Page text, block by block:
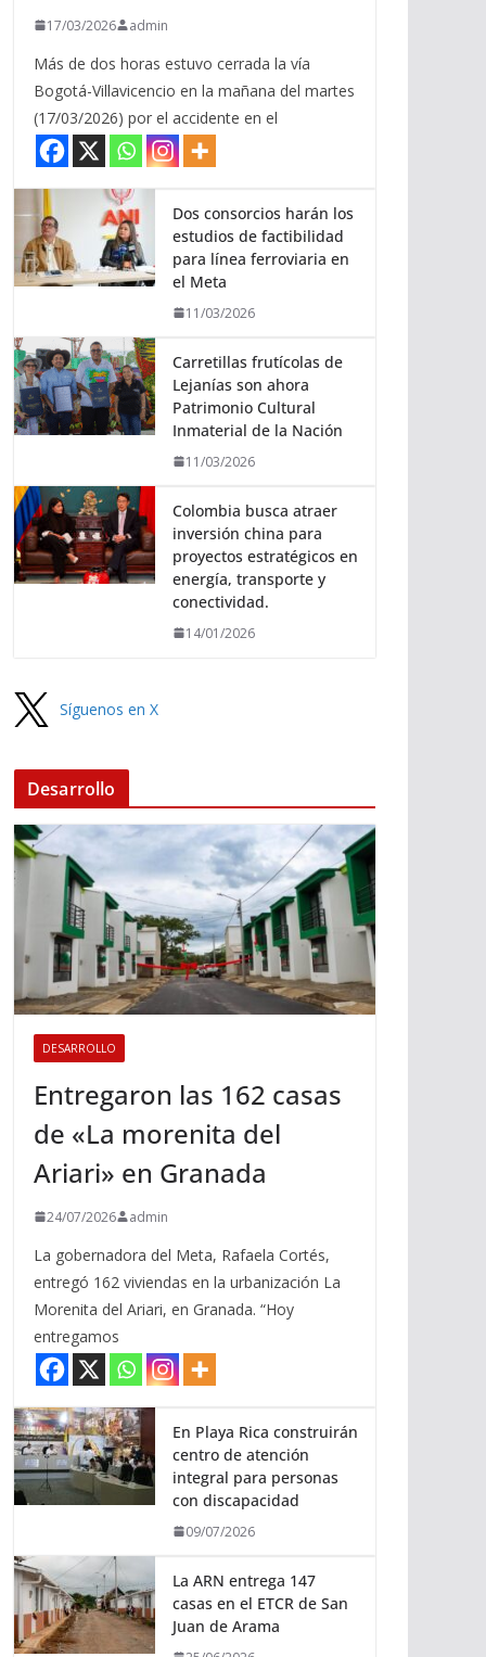
17/03/2026 admin
Más de dos horas estuvo cerrada la vía
Bogotá-Villavicencio en la mañana del martes
(17/03/2026) por el accidente en el
Dos consorcios harán los
estudios de factibilidad
para línea ferroviaria en
el Meta
11/03/2026
Carretillas frutícolas de
Lejanías son ahora
Patrimonio Cultural
Inmaterial de la Nación
11/03/2026
Colombia busca atraer
inversión china para
proyectos estratégicos en
energía, transporte y
conectividad.
14/01/2026
Síguenos en X
Desarrollo
DESARROLLO
Entregaron las 162 casas
de «La morenita del
Ariari» en Granada
24/07/2026 admin
La gobernadora del Meta, Rafaela Cortés,
entregó 162 viviendas en la urbanización La
Morenita del Ariari, en Granada. “Hoy
entregamos
En Playa Rica construirán
centro de atención
integral para personas
con discapacidad
09/07/2026
La ARN entrega 147
casas en el ETCR de San
Juan de Arama